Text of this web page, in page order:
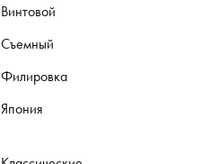
Винтовой
Съемный
Филировка
Япония